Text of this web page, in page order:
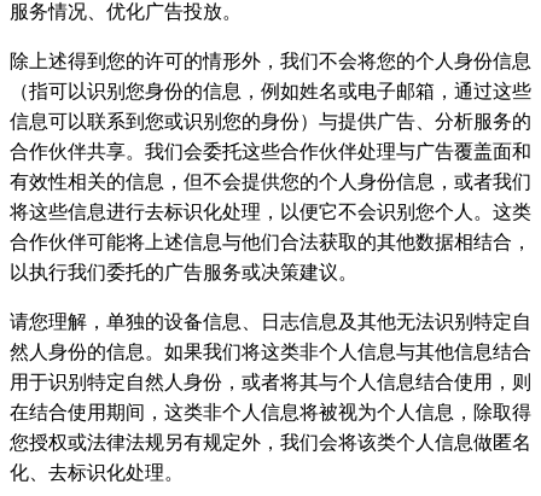
服务情况、优化广告投放。
除上述得到您的许可的情形外，我们不会将您的个人身份信息
（指可以识别您身份的信息，例如姓名或电子邮箱，通过这些
信息可以联系到您或识别您的身份）与提供广告、分析服务的
合作伙伴共享。我们会委托这些合作伙伴处理与广告覆盖面和
有效性相关的信息，但不会提供您的个人身份信息，或者我们
将这些信息进行去标识化处理，以便它不会识别您个人。这类
合作伙伴可能将上述信息与他们合法获取的其他数据相结合，
以执行我们委托的广告服务或决策建议。
请您理解，单独的设备信息、日志信息及其他无法识别特定自
然人身份的信息。如果我们将这类非个人信息与其他信息结合
用于识别特定自然人身份，或者将其与个人信息结合使用，则
在结合使用期间，这类非个人信息将被视为个人信息，除取得
您授权或法律法规另有规定外，我们会将该类个人信息做匿名
化、去标识化处理。